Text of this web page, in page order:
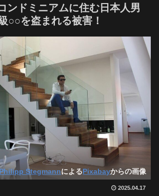
ンドミニアムに住む日本人男
○○を盗まれる被害！
StegmannによるPixabayからの画像
2025.04.17